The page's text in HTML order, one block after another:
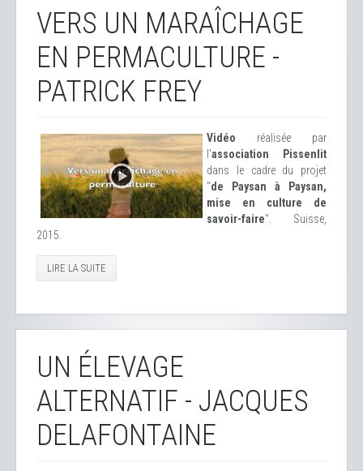
VERS UN MARAÎCHAGE
EN PERMACULTURE -
PATRICK FREY
Vidéo réalisée par
l'association Pissenlit
dans le cadre du projet
"de Paysan à Paysan,
mise en culture de
savoir-faire". Suisse,
2015.
LIRE LA SUITE
UN ÉLEVAGE
ALTERNATIF - JACQUES
DELAFONTAINE